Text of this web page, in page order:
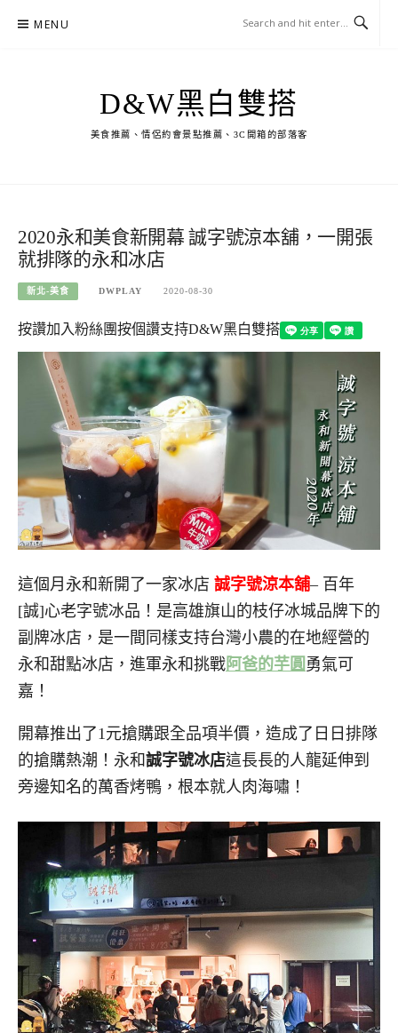
MENU
D&W黑白雙搭
美食推薦、情侶約會景點推薦、3C開箱的部落客
2020永和美食新開幕 誠字號涼本舖，一開張
就排隊的永和冰店
新北-美食 DWPLAY 2020-08-30
按讚加入粉絲團按個讚支持D&W黑白雙搭
這個月永和新開了一家冰店 誠字號涼本舖– 百年
[誠]心老字號冰品！是高雄旗山的枝仔冰城品牌下的
副牌冰店，是一間同樣支持台灣小農的在地經營的
永和甜點冰店，進軍永和挑戰阿爸的芋圓 勇氣可
嘉！
開幕推出了1元搶購跟全品項半價，造成了日日排隊
的搶購熱潮！永和誠字號冰店這長長的人龍延伸到
旁邊知名的萬香烤鴨，根本就人肉海嘯！